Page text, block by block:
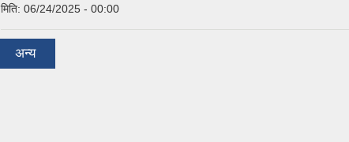
मिति: 06/24/2025 - 00:00
अन्य